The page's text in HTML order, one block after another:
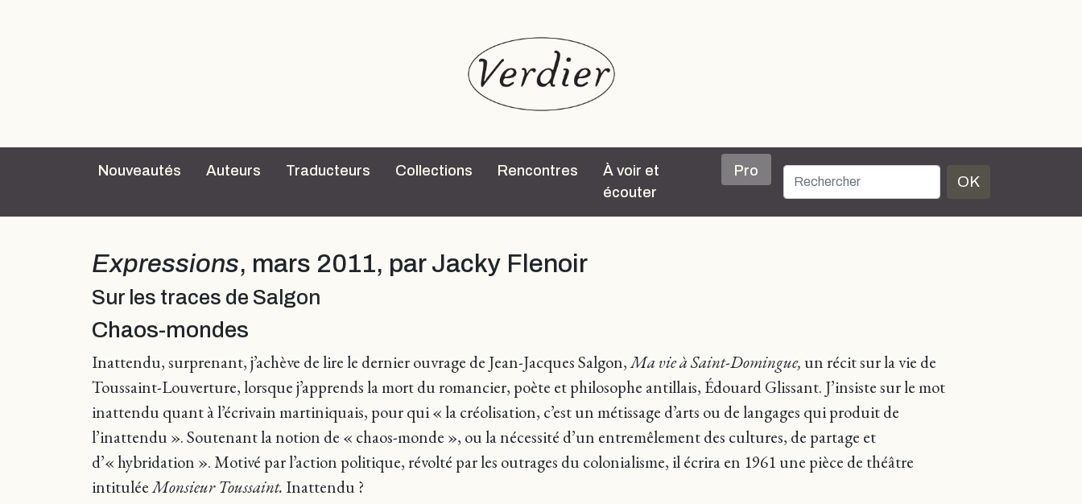
Nouveautés Auteurs Traducteurs Collections Rencontres
À voir et
écouter
Pro
OK
Expressions, mars 2011, par Jacky Flenoir
Sur les traces de Salgon
Chaos-mondes
Inattendu, surprenant, j’achève de lire le dernier ouvrage de Jean-Jacques Salgon,Ma vie à Saint-Domingue, un récit sur la vie de
Toussaint-Louverture, lorsque j’apprends la mort du romancier, poète et philosophe antillais, Édouard Glissant. J’insiste sur le mot
inattendu quant à l’écrivain martiniquais, pour qui « la créolisation, c’est un métissage d’arts ou de langages qui produit de
l’inattendu ». Soutenant la notion de « chaos-monde », ou la nécessité d’un entremêlement des cultures, de partage et
d’« hybridation ». Motivé par l’action politique, révolté par les outrages du colonialisme, il écrira en 1961 une pièce de théâtre
intituléeMonsieur Toussaint. Inattendu ?